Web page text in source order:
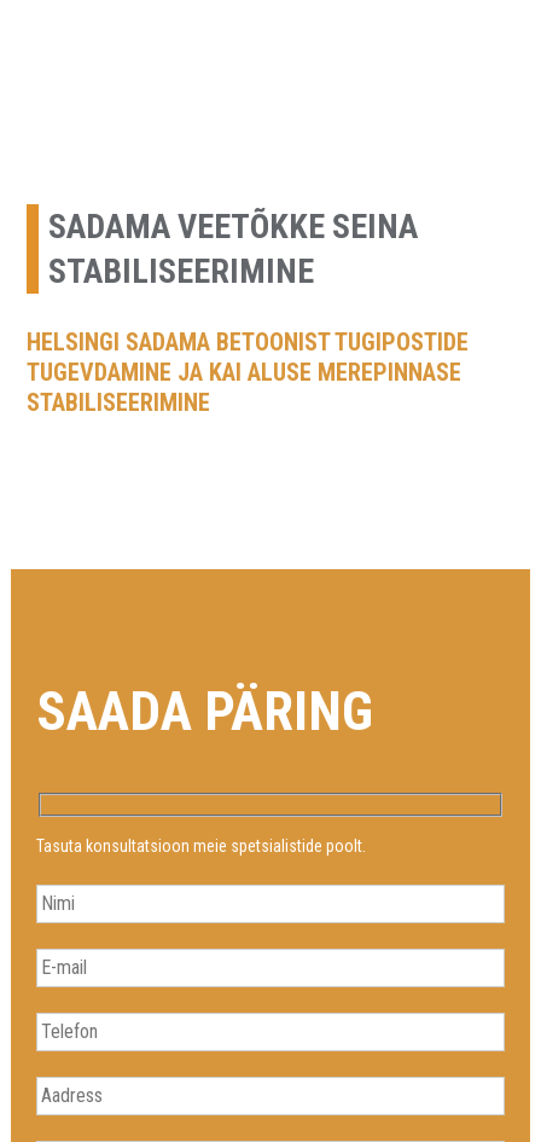
contentSADAMA VEETÕKKE SEINA
STABILISEERIMINE
HELSINGI SADAMA BETOONIST TUGIPOSTIDE
TUGEVDAMINE JA KAI ALUSE MEREPINNASE
STABILISEERIMINE
SAADA PÄRING
Tasuta konsultatsioon meie spetsialistide poolt.